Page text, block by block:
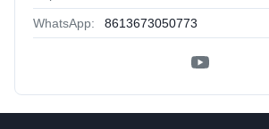
WhatsApp: 8613673050773